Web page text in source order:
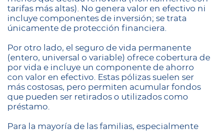
tarifas más altas). No genera valor en efectivo ni
incluye componentes de inversión; se trata
únicamente de protección financiera.
Por otro lado, el seguro de vida permanente
(entero, universal o variable) ofrece cobertura de
por vida e incluye un componente de ahorro
con valor en efectivo. Estas pólizas suelen ser
más costosas, pero permiten acumular fondos
que pueden ser retirados o utilizados como
préstamo.
Para la mayoría de las familias, especialmente